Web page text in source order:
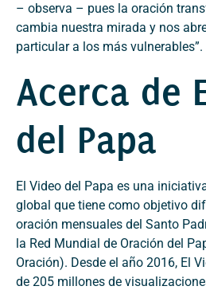
– observa – pues la oración
cambia nuestra mirada y nos
particular a los más vulnerables”.
Acerca de
del Papa
El Video del Papa es una
global que tiene como objetivo
oración mensuales del Santo
la Red Mundial de Oración del
Oración). Desde el año 2016, El
de 205 millones de